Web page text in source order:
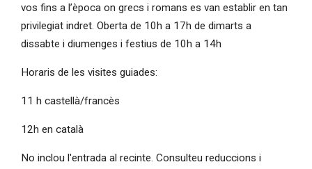
vos fins a l’època on grecs i romans es van establir en tan
privilegiat indret. Oberta de 10h a 17h de dimarts a
dissabte i diumenges i festius de 10h a 14h
Horaris de les visites guiades:
11 h castellà/francès
12h en català
No inclou l'entrada al recinte. Consulteu reduccions i